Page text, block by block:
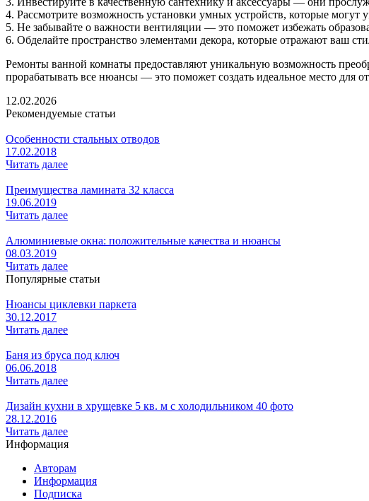
4. Рассмотрите возможность установки умных устройств, которые могут
5. Не забывайте о важности вентиляции — это поможет избежать
6. Обделайте пространство элементами декора, которые отражают ваш
Ремонты ванной комнаты предоставляют уникальную возможность
прорабатывать все нюансы — это поможет создать идеальное место для
12.02.2026
Рекомендуемые статьи
Особенности стальных отводов
17.02.2018
Читать далее
Преимущества ламината 32 класса
19.06.2019
Читать далее
Алюминиевые окна: положительные качества и нюансы
08.03.2019
Читать далее
Популярные статьи
Нюансы циклевки паркета
30.12.2017
Читать далее
Баня из бруса под ключ
06.06.2018
Читать далее
Дизайн кухни в хрущевке 5 кв. м с холодильником 40 фото
28.12.2016
Читать далее
Информация
Авторам
Информация
Подписка